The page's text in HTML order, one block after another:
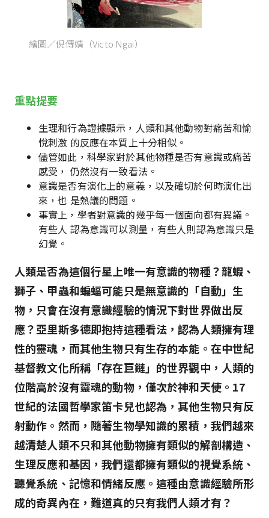
繪圖／倪傳婧（Victo Ngai）
重點提要
生理和行為證據顯示，人類和其他動物對痛苦和愉
悅刺激 的反應在本質上十分相似。
儘管如此，科學家對於其他物種是否有意識或痛苦
感受， 仍然沒有一致看法。
意識是否有演化上的意義，以及確切於何時演化出
來，也 是熱議的問題。
事實上，學者對意識的幾乎每一個面向都有異議。
有些人 認為意識可以測量，有些人則認為意識只是
幻覺。
人類是否為這個行星上唯一有意識的物種？龍蝦、
獅子、甲蟲和蝙蝠可能只是無意識的「自動」生
物，只會在沒有意識經驗的情況下對世界做出反
應？亞里斯多德即抱持這種看法，認為人類擁有理
性的靈魂，而其他生物只有生存的本能。在中世紀
基督教文化所稱「存在巨鏈」的世界觀中，人類的
位階高於沒有靈魂的動物，僅次於神和天使。17
世紀的法國哲學家笛卡兒也認為，其他生物只有反
射動作。然而，隨著生物學知識的累積，我們越來
越清楚人類不只和其他動物擁有類似的解剖構造、
生理反應和基因，我們還都擁有類似的視覺系統、
聽覺系統、記憶和情緒反應。這種由意識經驗所形
成的奇異內在，難道真的只有我們人類才有？